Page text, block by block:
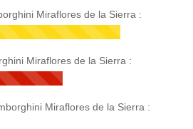
Miraflores de la Sierra :
Miraflores de la Sierra :
Miraflores de la Sierra :